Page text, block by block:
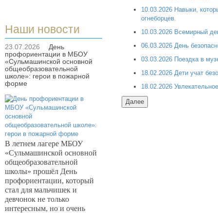
Наши новости
23.07.2026
День
профориентации в МБОУ
«Сульмашинской основной
общеобразовательной
школе»: герои в пожарной
форме
В летнем лагере МБОУ
«Сульмашинской основной
общеобразовательной
школы» прошёл День
профориентации, который
стал для мальчишек и
девчонок не только
интересным, но и очень
10.03.2026 Навыки,
огнеборцев.
10.03.2026 Всемирный
06.03.2026 День
03.03.2026 Поездка в
18.02.2026 Дети учат
18.02.2026